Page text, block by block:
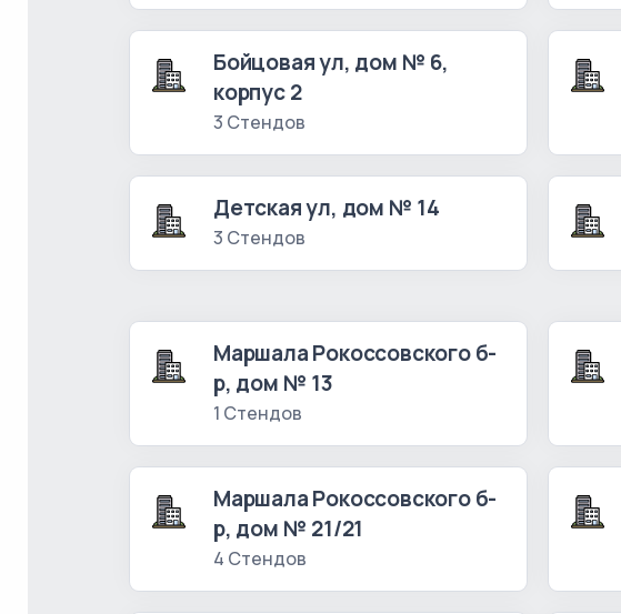
Бойцовая ул, дом № 6,
корпус 2
3 Стендов
Детская ул, дом № 14
3 Стендов
Маршала Рокоссовского б-
р, дом № 13
1 Стендов
Маршала Рокоссовского б-
р, дом № 21/21
4 Стендов